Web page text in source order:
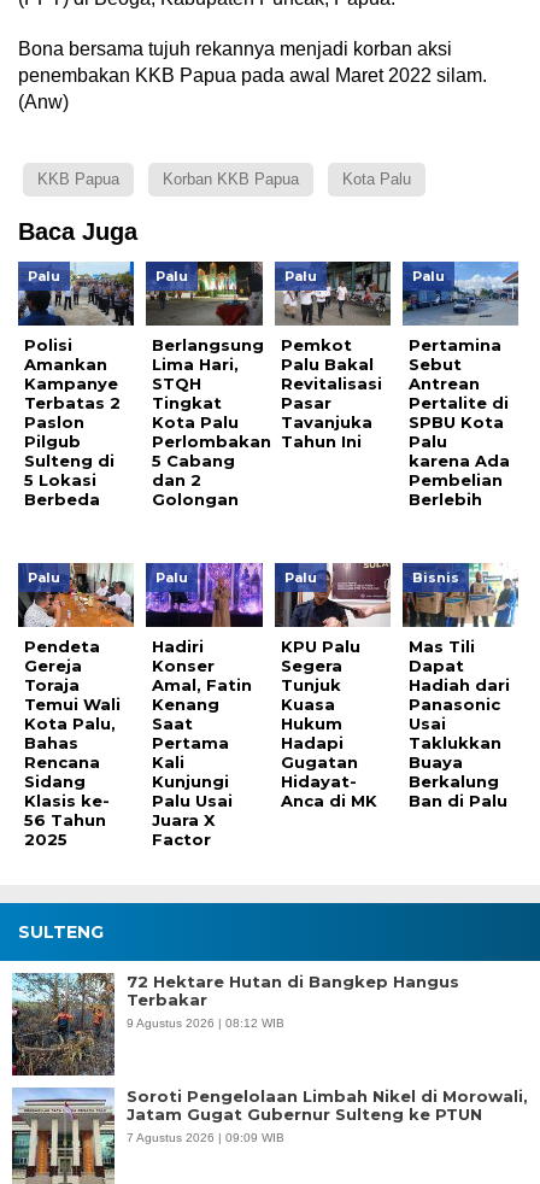
Bona bersama tujuh rekannya menjadi korban aksi
penembakan KKB Papua pada awal Maret 2022 silam.
(Anw)
KKB Papua Korban KKB Papua Kota Palu
Baca Juga
Palu
Polisi
Amankan
Kampanye
Terbatas 2
Paslon
Pilgub
Sulteng di
5 Lokasi
Berbeda
Palu
Berlangsung
Lima Hari,
STQH
Tingkat
Kota Palu
Perlombakan
5 Cabang
dan 2
Golongan
Palu
Pemkot
Palu Bakal
Revitalisasi
Pasar
Tavanjuka
Tahun Ini
Palu
Pertamina
Sebut
Antrean
Pertalite di
SPBU Kota
Palu
karena Ada
Pembelian
Berlebih
Palu
Pendeta
Gereja
Toraja
Temui Wali
Kota Palu,
Bahas
Rencana
Sidang
Klasis ke-
56 Tahun
2025
Palu
Hadiri
Konser
Amal, Fatin
Kenang
Saat
Pertama
Kali
Kunjungi
Palu Usai
Juara X
Factor
Palu
KPU Palu
Segera
Tunjuk
Kuasa
Hukum
Hadapi
Gugatan
Hidayat-
Anca di MK
Bisnis
Mas Tili
Dapat
Hadiah dari
Panasonic
Usai
Taklukkan
Buaya
Berkalung
Ban di Palu
SULTENG
72 Hektare Hutan di Bangkep Hangus
Terbakar
9 Agustus 2026 | 08:12 WIB
Soroti Pengelolaan Limbah Nikel di Morowali,
Jatam Gugat Gubernur Sulteng ke PTUN
7 Agustus 2026 | 09:09 WIB